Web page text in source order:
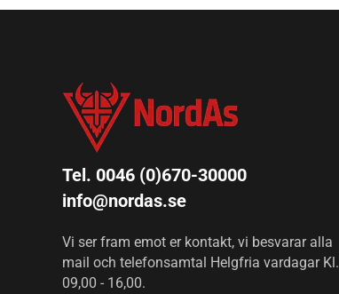
Tel. 0046 (0)670-30000
info@nordas.se
Vi ser fram emot er kontakt, vi besvarar alla
mail och telefonsamtal Helgfria vardagar Kl.
09,00 - 16,00.